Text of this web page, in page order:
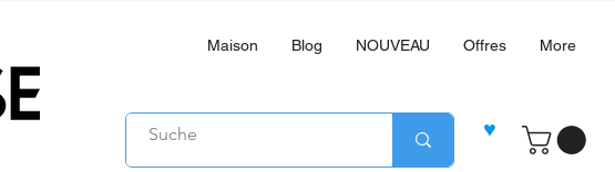
Maison Blog NOUVEAU Offres More
♥